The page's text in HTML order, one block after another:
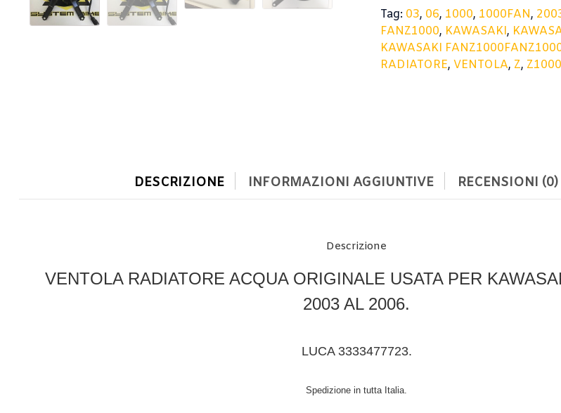
Tag: 03, 06, 1000, 1000FAN,
FANZ1000, KAWASAKI,
KAWASAKI
RADIATORE,VENTOLA, Z,
DESCRIZIONE INFORMAZIONI AGGIUNTIVE RECENSIONI (0)
Descrizione
VENTOLA RADIATORE ACQUA ORIGINALE USATA PER
2003 AL 2006.
LUCA 3333477723.
Spedizione in tutta Italia.